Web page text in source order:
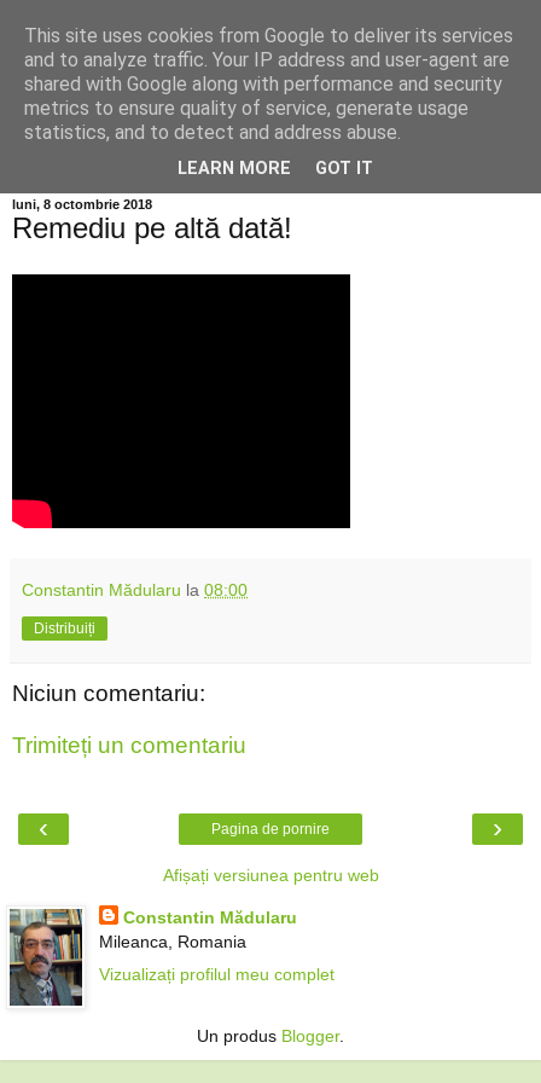
Info MILEANCA
BINE AȚI VENIT! *Jurnal online de informație și opinie;
Vineri 07 August, 2026
luni, 8 octombrie 2018
Remediu pe altă dată!
Constantin Mădularu la 08:00
Distribuiți
Niciun comentariu:
Trimiteți un comentariu
‹ ›
Pagina de pornire
Afișați versiunea pentru web
Constantin Mădularu
Mileanca, Romania
Vizualizați profilul meu complet
Un produs Blogger.
This site uses cookies from Google to deliver its services
and to analyze traffic. Your IP address and user-agent are
shared with Google along with performance and security
metrics to ensure quality of service, generate usage
statistics, and to detect and address abuse.
LEARN MORE GOT IT